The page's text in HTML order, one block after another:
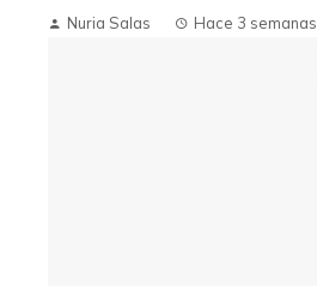
Nuria Salas Hace 3 semanas